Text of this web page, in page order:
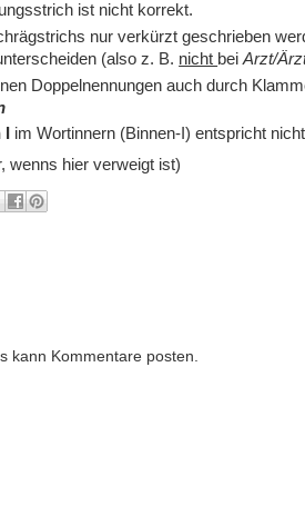
ist nicht korrekt.
nur verkürzt geschrieben
(also z. B. nicht beiArzt/
Doppelnennungen auch durch
im Wortinnern (Binnen-I) entspricht
wenns hier verweigt ist)
kann Kommentare posten.